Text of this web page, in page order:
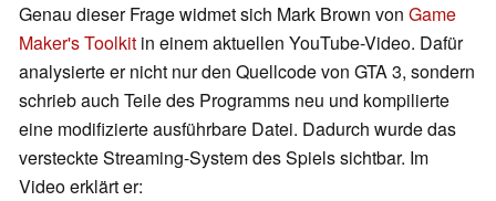
Genau dieser Frage widmet sich Mark Brown von Game
Maker's Toolkit in einem aktuellen YouTube-Video. Dafür
analysierte er nicht nur den Quellcode von GTA 3, sondern
schrieb auch Teile des Programms neu und kompilierte
eine modifizierte ausführbare Datei. Dadurch wurde das
versteckte Streaming-System des Spiels sichtbar. Im
Video erklärt er: